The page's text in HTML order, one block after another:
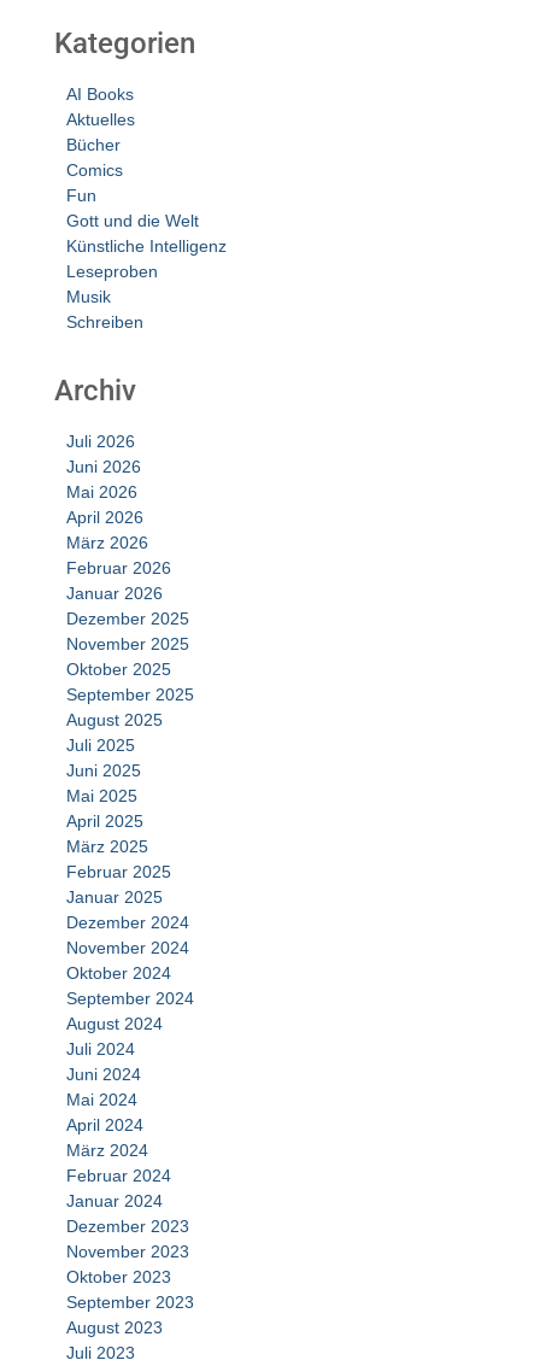
Kategorien
AI Books
Aktuelles
Bücher
Comics
Fun
Gott und die Welt
Künstliche Intelligenz
Leseproben
Musik
Schreiben
Archiv
Juli 2026
Juni 2026
Mai 2026
April 2026
März 2026
Februar 2026
Januar 2026
Dezember 2025
November 2025
Oktober 2025
September 2025
August 2025
Juli 2025
Juni 2025
Mai 2025
April 2025
März 2025
Februar 2025
Januar 2025
Dezember 2024
November 2024
Oktober 2024
September 2024
August 2024
Juli 2024
Juni 2024
Mai 2024
April 2024
März 2024
Februar 2024
Januar 2024
Dezember 2023
November 2023
Oktober 2023
September 2023
August 2023
Juli 2023